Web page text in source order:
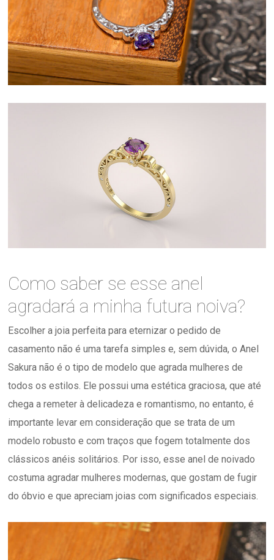
Como saber se esse anel
agradará a minha futura noiva?
Escolher a joia perfeita para eternizar o pedido de
casamento não é uma tarefa simples e, sem dúvida, o Anel
Sakura não é o tipo de modelo que agrada mulheres de
todos os estilos. Ele possui uma estética graciosa, que até
chega a remeter à delicadeza e romantismo, no entanto, é
importante levar em consideração que se trata de um
modelo robusto e com traços que fogem totalmente dos
clássicos anéis solitários. Por isso, esse anel de noivado
costuma agradar mulheres modernas, que gostam de fugir
do óbvio e que apreciam joias com significados especiais.